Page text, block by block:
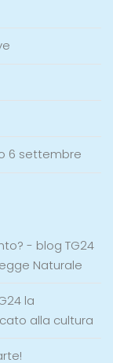
6 settembre
- blog TG24
Naturale
la
alla cultura